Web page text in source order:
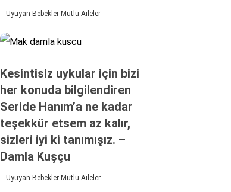
Uyuyan Bebekler Mutlu Aileler
Kesintisiz uykular için bizi
her konuda bilgilendiren
Seride Hanım’a ne kadar
teşekkür etsem az kalır,
sizleri iyi ki tanımışız. –
Damla Kuşçu
Uyuyan Bebekler Mutlu Aileler